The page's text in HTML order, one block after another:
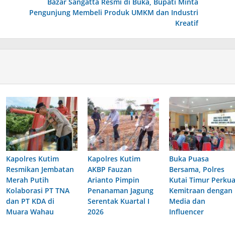
Bazar Sangatta Resmi di Buka, Bupati Minta
Pengunjung Membeli Produk UMKM dan Industri
Kreatif
Kapolres Kutim
Resmikan Jembatan
Merah Putih
Kolaborasi PT TNA
dan PT KDA di
Muara Wahau
Kapolres Kutim
AKBP Fauzan
Arianto Pimpin
Penanaman Jagung
Serentak Kuartal I
2026
Buka Puasa
Bersama, Polres
Kutai Timur
Kemitraan dengan
Media dan
Influencer